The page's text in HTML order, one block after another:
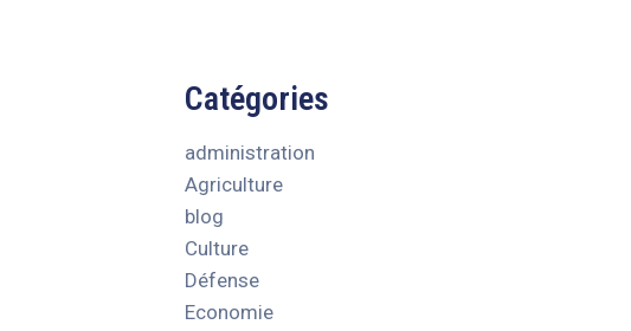
Catégories
administration
Agriculture
blog
Culture
Défense
Economie